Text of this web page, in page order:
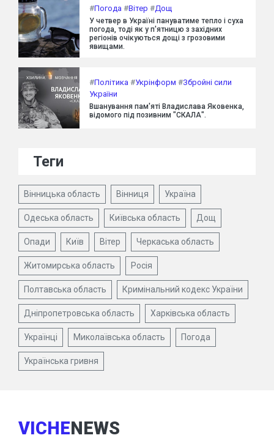
#Погода #Вітер #Дощ
У четвер в Україні пануватиме тепло і суха
погода, тоді як у п'ятницю з західних
регіонів очікуються дощі з грозовими
явищами.
#Політика #Укрінформ #Збройні сили
України
Вшанування пам'яті Владислава Яковенка,
відомого під позивним "СКАЛА".
Теги
Вінницька область Вінниця Україна
Одеська область Київська область Дощ
Опади Київ Вітер Черкаська область
Житомирська область Росія
Полтавська область Кримінальний кодекс України
Дніпропетровська область Харківська область
Українці Миколаївська область Погода
Українська гривня
VICHENEWS